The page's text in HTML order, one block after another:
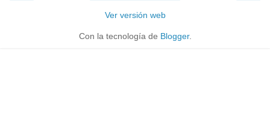
Ver versión web
Con la tecnología de Blogger.